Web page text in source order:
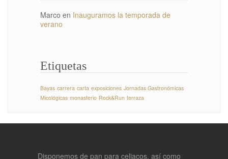
Marco en Inauguramos la temporada de
verano
Etiquetas
Bayas carrera carta exposiciones Jornadas Gastronómicas
Micológicas monasterio Rock&Run terraza
Disponemos de pan para celiacos, así como